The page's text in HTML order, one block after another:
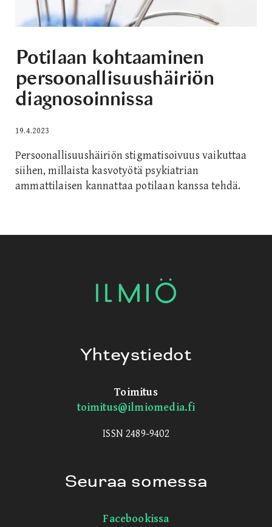
Potilaan kohtaaminen
persoonallisuushäiriön
diagnosoinnissa
19.4.2023
Persoonallisuushäiriön stigmatisoivuus vaikuttaa
siihen, millaista kasvotyötä psykiatrian
ammattilaisen kannattaa potilaan kanssa tehdä.
Yhteystiedot
Toimitus
toimitus@ilmiomedia.fi
ISSN 2489-9402
Seuraa somessa
Facebookissa